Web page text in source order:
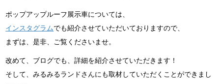
ポップアップルーフ展示車については、
インスタグラム でも紹介させていただいておりますので、
まずは、是非、ご覧くださいませ。
改めて、ブログでも、詳細を紹介させていただきます！
そして、みるみるランドさんにも取材していただくことができまし